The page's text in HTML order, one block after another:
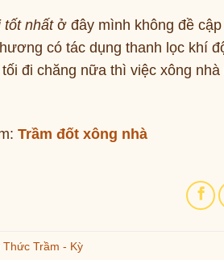
tốt nhấtở đây mình không đề
có tác dụng thanh lọc khí
đi chăng nữa thì việc xông
Trầm đốt xông nhà
Thức Trầm - Kỳ